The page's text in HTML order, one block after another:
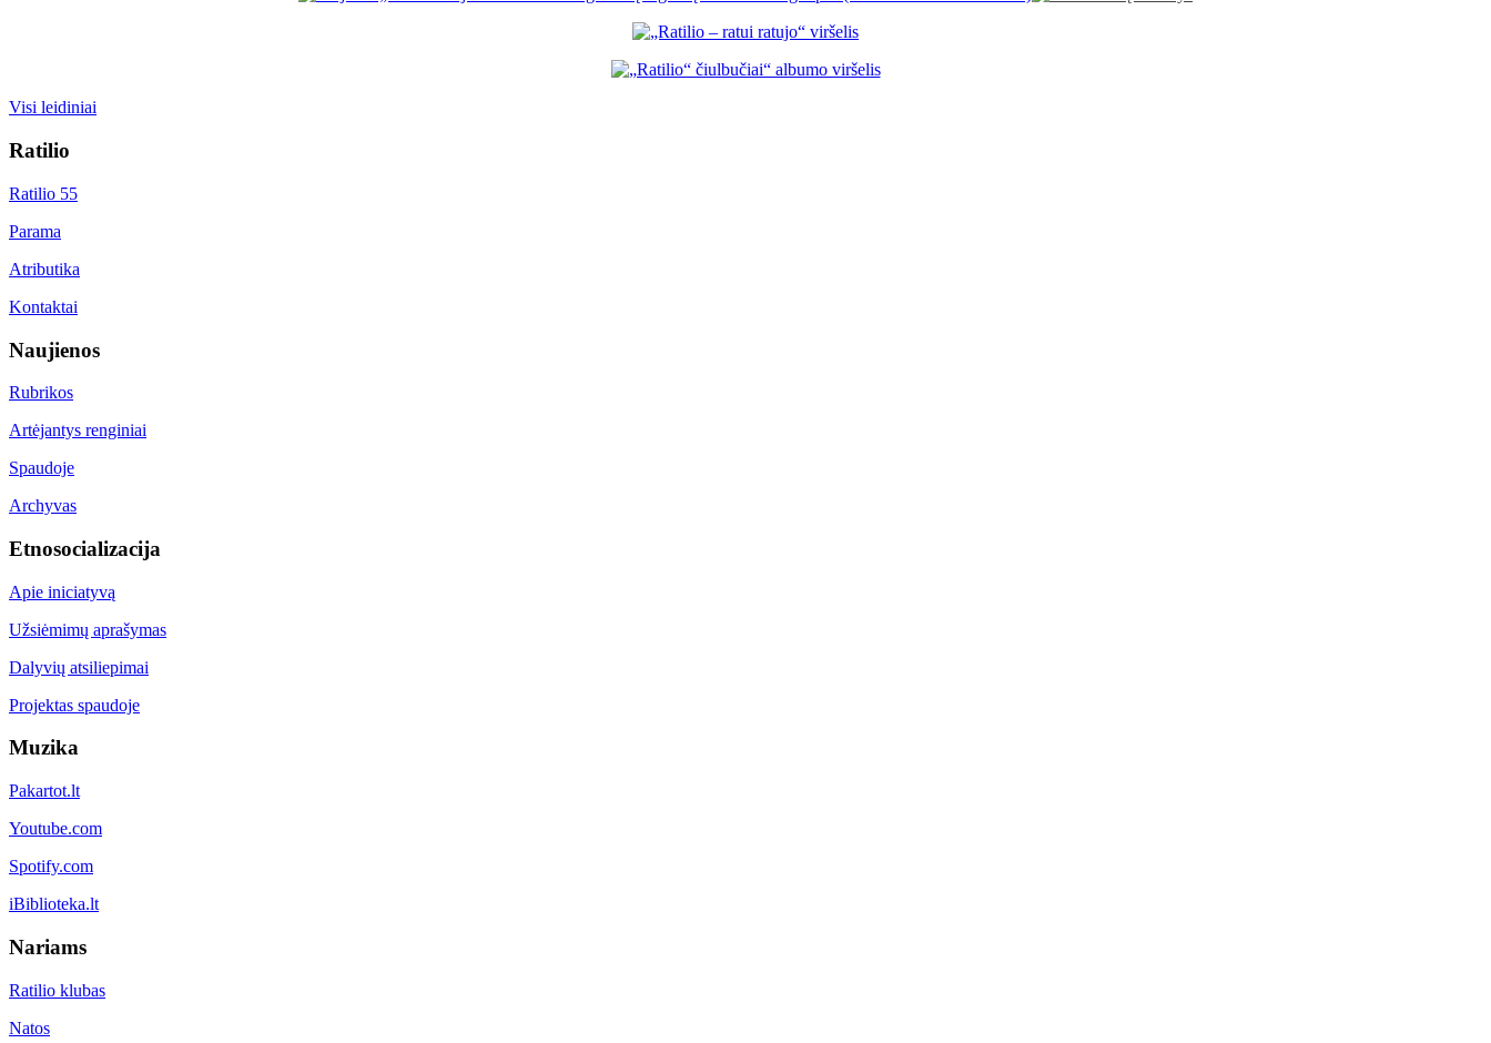
Visi leidiniai
Ratilio
Ratilio 55
Parama
Atributika
Kontaktai
Naujienos
Rubrikos
Artėjantys renginiai
Spaudoje
Archyvas
Etnosocializacija
Apie iniciatyvą
Užsiėmimų aprašymas
Dalyvių atsiliepimai
Projektas spaudoje
Muzika
Pakartot.lt
Youtube.com
Spotify.com
iBiblioteka.lt
Nariams
Ratilio klubas
Natos